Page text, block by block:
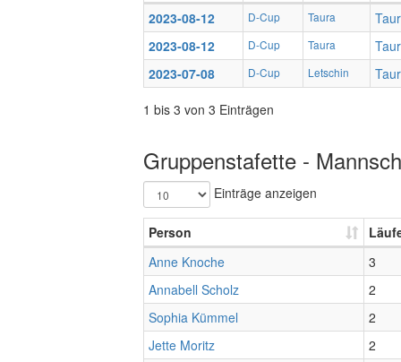
2023-08-12
D-Cup Taura
2023-08-12
D-Cup Taura
2023-07-08
D-Cup Letschin
1 bis 3 von 3 Einträgen
Gruppenstafette -
Einträge anzeigen
Person
Anne Knoche
3
Annabell Scholz
2
Sophia Kümmel
2
Jette Moritz
2